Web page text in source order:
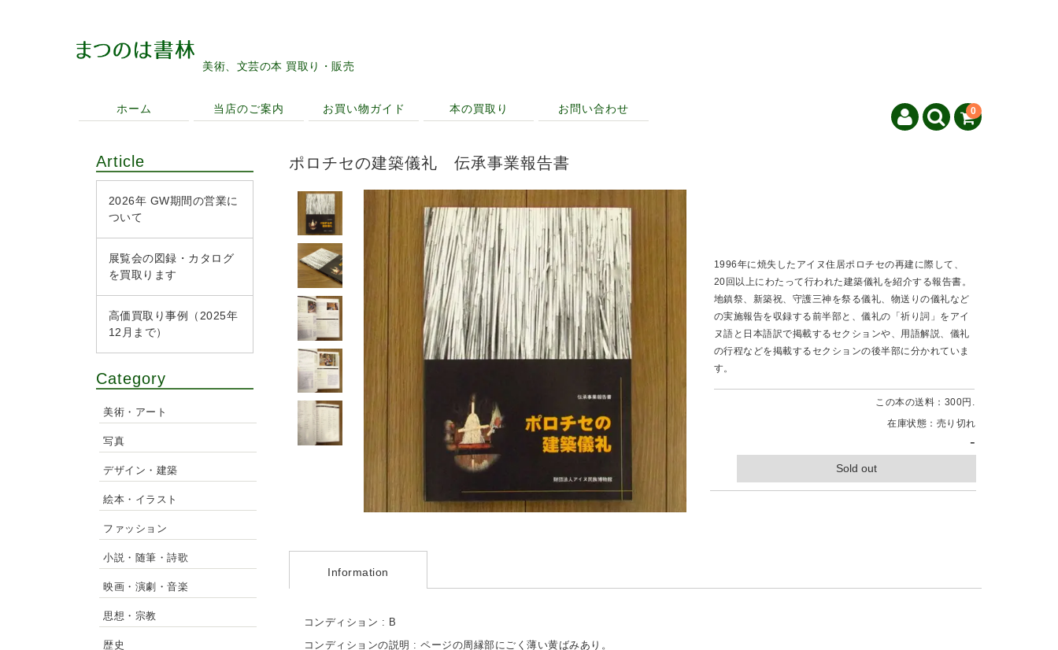
美術、文芸の本 買取り・販売
0
ホーム 当店のご案内 お買い物ガイド 本の買取り お問い合わせ
ポロチセの建築儀礼 伝承事業報告書
1996年に焼失したアイヌ住居ポロチセの再建に際して、
20回以上にわたって行われた建築儀礼を紹介する報告書。
地鎮祭、新築祝、守護三神を祭る儀礼、物送りの儀礼など
の実施報告を収録する前半部と、儀礼の「祈り詞」をアイ
ヌ語と日本語訳で掲載するセクションや、用語解説、儀礼
の行程などを掲載するセクションの後半部に分かれていま
す。
この本の送料：300円.
在庫状態：売り切れ
-
Sold out
Information
コンディション : B
コンディションの説明 : ページの周縁部にごく薄い黄ばみあり。
Article
2026年 GW期間の営業に
ついて
展覧会の図録・カタログ
を買取ります
高価買取り事例（2025年
12月まで）
Category
美術・アート
写真
デザイン・建築
絵本・イラスト
ファッション
小説・随筆・詩歌
映画・演劇・音楽
思想・宗教
歴史